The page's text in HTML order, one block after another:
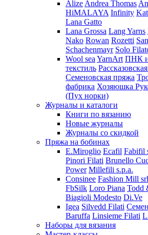
Alize Andrea Thomas
HiMALAYA Infinity
Lana Gatto
Lana Grossa Lang Yarns
Nako Rowan Rozetti
Schachenmayr Solo
Wool sea YarnArt ПНК
текстиль
Семеновская пряжа
фабрика Хозяюшка
(Пух норки)
Журналы и каталоги
Книги по вязанию
Новые журналы
Журналы со скидкой
Пряжа на бобинах
E.Miroglio Ecafil Fabifil
Pinori Filati Brunello
Power Millefili s.p.a.
Consinee Fashion Mill srl
FbSilk Loro Piana Todd
Biagioli Modesto Di.Ve
Igea Silvedd Filati
Baruffa Linsieme Filati
Наборы для вязания